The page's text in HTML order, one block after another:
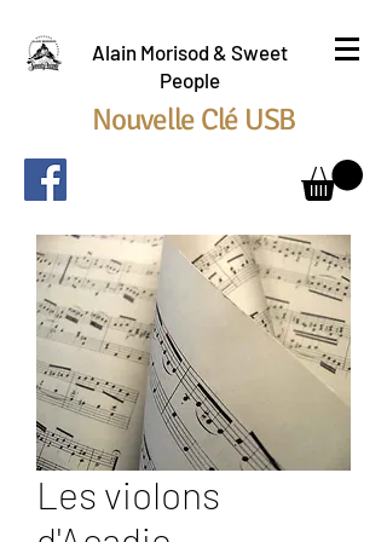
Alain Morisod & Sweet
People
Nouvelle Clé USB
Les violons